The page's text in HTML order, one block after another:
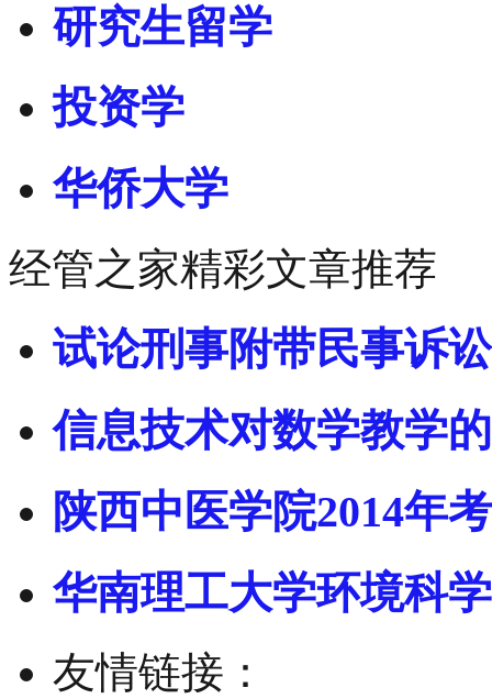
研究生留学
投资学
华侨大学
经管之家精彩文章推荐
试论刑事附带民事诉
信息技术对数学教学
陕西中医学院2014年考
华南理工大学环境科
友情链接：